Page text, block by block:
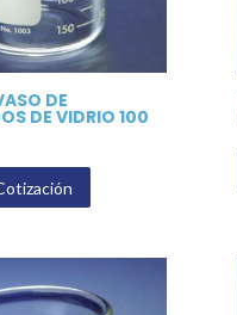
DE
DE VIDRIO 100